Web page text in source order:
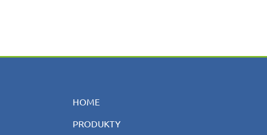
HOME
PRODUKTY